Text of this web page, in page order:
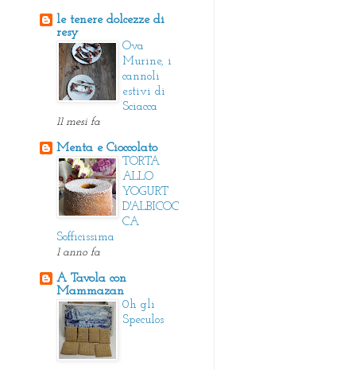
le tenere dolcezze di
resy
Ova
Murine, i
cannoli
estivi di
Sciacca
11 mesi fa
Menta e Cioccolato
TORTA
ALLO
YOGURT
D'ALBICOC
CA
Sofficissima
1 anno fa
A Tavola con
Mammazan
0h gli
Speculos